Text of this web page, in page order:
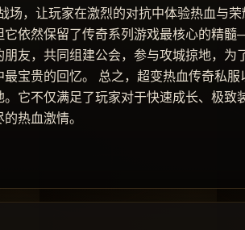
场，让玩家在激烈的对抗中体验热血与
依然保留了传奇系列游戏最核心的精
友，共同组建公会，参与攻城掠地，为
宝贵的回忆。 总之，超变热血传奇私
它不仅满足了玩家对于快速成长、极
热血激情。